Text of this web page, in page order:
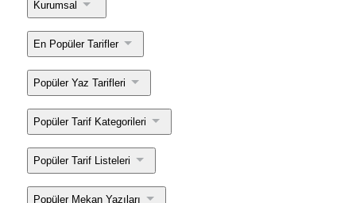
Kurumsal
En Popüler Tarifler
Popüler Yaz Tarifleri
Popüler Tarif Kategorileri
Popüler Tarif Listeleri
Popüler Mekan Yazıları